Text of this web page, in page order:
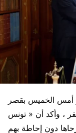
أمس الخميس بقصر
، وأكد أن « تونس
دون إحاطة بهم